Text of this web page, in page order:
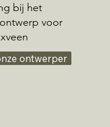
bij het
voor
ontwerper